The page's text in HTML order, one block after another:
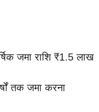
जमा राशि ₹1.5 लाख
तक जमा करना